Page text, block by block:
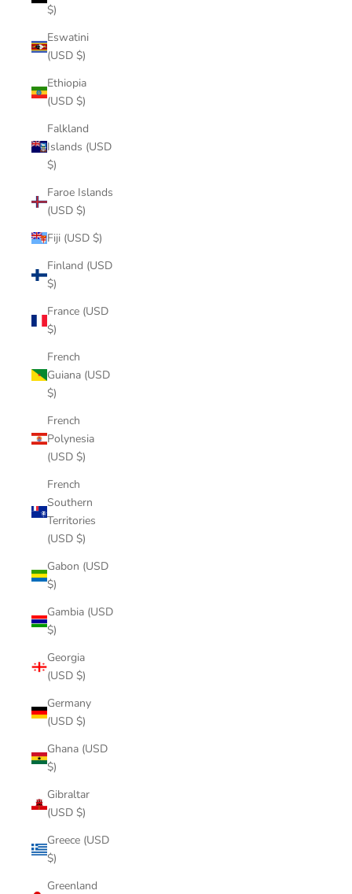
$)
Eswatini
(USD $)
Ethiopia
(USD $)
Falkland
Islands (USD
$)
Faroe Islands
(USD $)
Fiji (USD $)
Finland (USD
$)
France (USD
$)
French
Guiana (USD
$)
French
Polynesia
(USD $)
French
Southern
Territories
(USD $)
Gabon (USD
$)
Gambia (USD
$)
Georgia
(USD $)
Germany
(USD $)
Ghana (USD
$)
Gibraltar
(USD $)
Greece (USD
$)
Greenland